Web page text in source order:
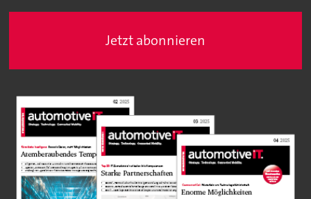
Jetzt abonnieren